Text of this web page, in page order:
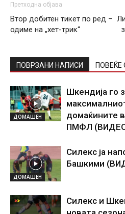
Претходна објава
Втор добитен тикет по ред –
одиме на „хет-трик“
ПОВРЗАНИ НАПИСИ
ДОМАШЕН
Шкендија го
домаќините
ПМФЛ
ДОМАШЕН
Силекс ја
Башкими
Силекс и